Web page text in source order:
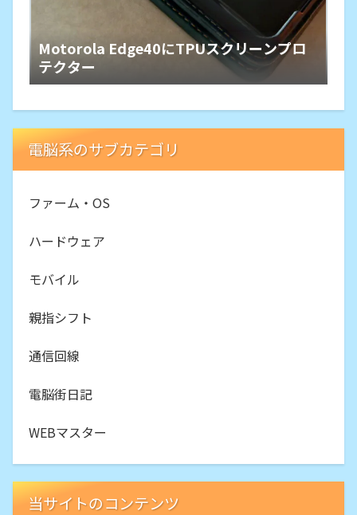
Motorola Edge40にTPUスクリーンプロ
テクター
電脳系のサブカテゴリ
ファーム・OS
ハードウェア
モバイル
親指シフト
通信回線
電脳街日記
WEBマスター
当サイトのコンテンツ